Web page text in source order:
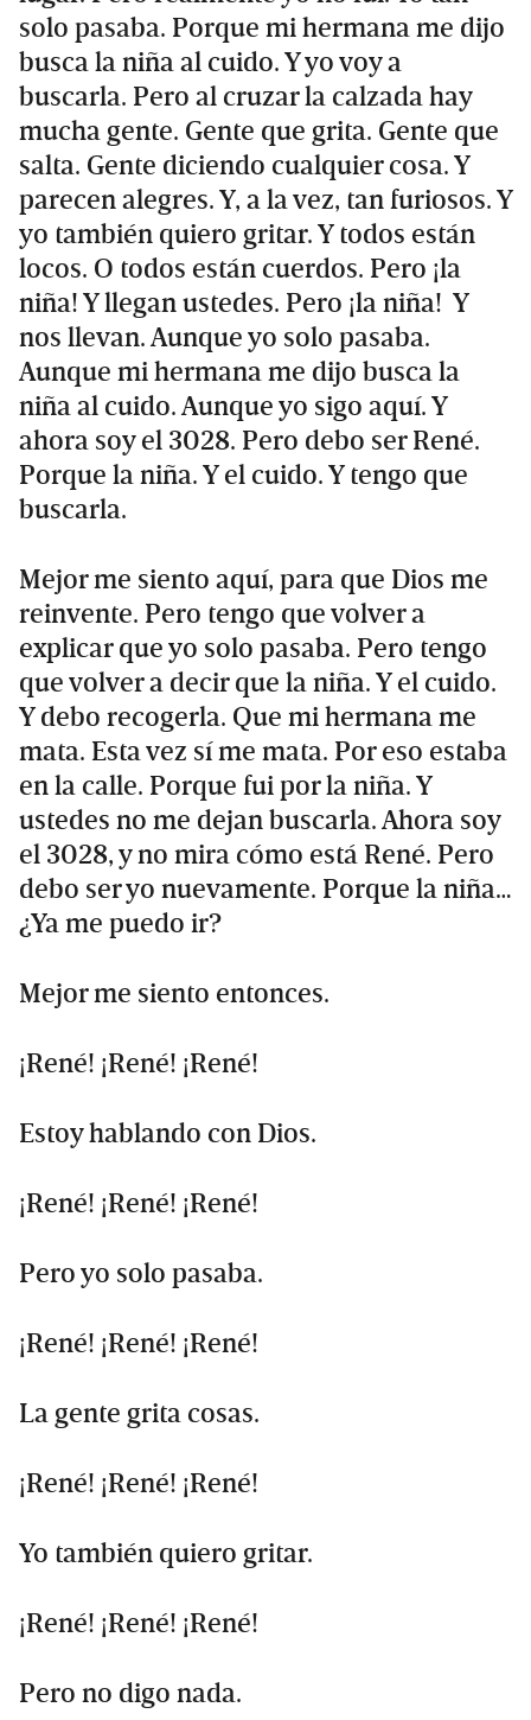
solo pasaba. Porque mi hermana me dijo
busca la niña al cuido. Y yo voy a
buscarla. Pero al cruzar la calzada hay
mucha gente. Gente que grita. Gente que
salta. Gente diciendo cualquier cosa. Y
parecen alegres. Y, a la vez, tan furiosos. Y
yo también quiero gritar. Y todos están
locos. O todos están cuerdos. Pero ¡la
niña! Y llegan ustedes. Pero ¡la niña! Y
nos llevan. Aunque yo solo pasaba.
Aunque mi hermana me dijo busca la
niña al cuido. Aunque yo sigo aquí. Y
ahora soy el 3028. Pero debo ser René.
Porque la niña. Y el cuido. Y tengo que
buscarla.
Mejor me siento aquí, para que Dios me
reinvente. Pero tengo que volver a
explicar que yo solo pasaba. Pero tengo
que volver a decir que la niña. Y el cuido.
Y debo recogerla. Que mi hermana me
mata. Esta vez sí me mata. Por eso estaba
en la calle. Porque fui por la niña. Y
ustedes no me dejan buscarla. Ahora soy
el 3028, y no mira cómo está René. Pero
debo ser yo nuevamente. Porque la niña…
¿Ya me puedo ir?
Mejor me siento entonces.
¡René! ¡René! ¡René!
Estoy hablando con Dios.
¡René! ¡René! ¡René!
Pero yo solo pasaba.
¡René! ¡René! ¡René!
La gente grita cosas.
¡René! ¡René! ¡René!
Yo también quiero gritar.
¡René! ¡René! ¡René!
Pero no digo nada.